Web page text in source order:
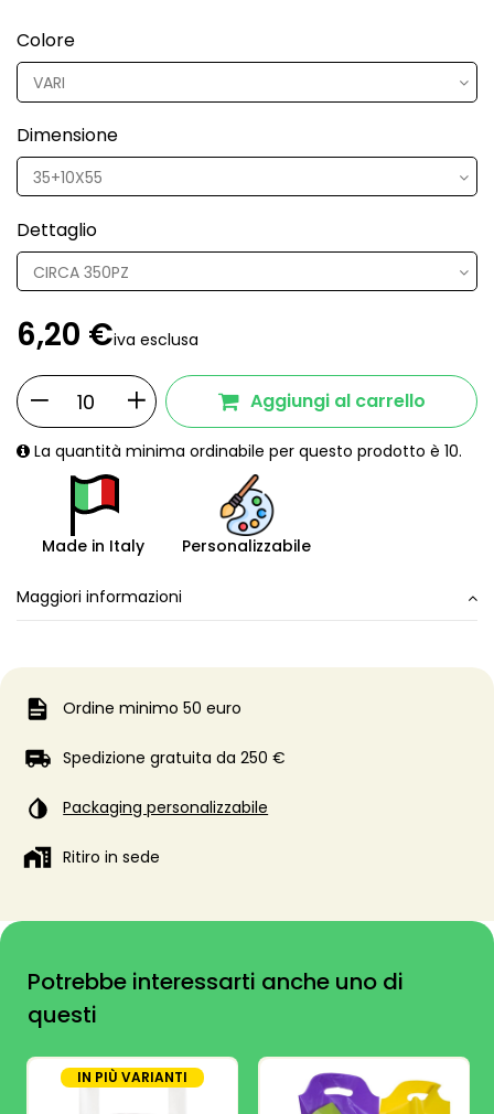
Colore
Dimensione
Dettaglio
6,20 €iva esclusa
Aggiungi al carrello
La quantità minima ordinabile per questo prodotto è 10.
Made in Italy Personalizzabile
Maggiori informazioni
Ordine minimo 50 euro
Spedizione gratuita da 250 €
Packaging personalizzabile
Ritiro in sede
Potrebbe interessarti anche uno di
questi
IN PIÙ VARIANTI